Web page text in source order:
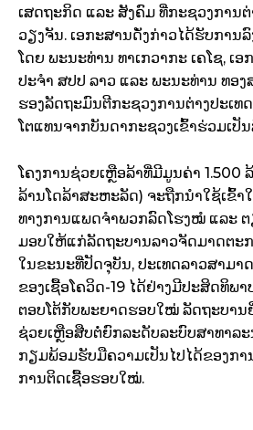
ເສດຖະກິດ ແລະ ສັງຄົມ ທີ່ກະຊວງການ
ວຽງຈັນ. ເອກະສານດັ່ງກ່າວໄດ້ຮັບການ
ໂດຍ ພະນະທ່ານ ທາເກວາກະ ເຄໂຊ, ເ
ປະຈຳ ສປປ ລາວ ແລະ ພະນະທ່ານ ທອ
ຮອງລັດຖະມົນຕີກະຊວງການຕ່າງປະເທ
ໂຕແທນຈາກບັນດາກະຊວງເຂົ້າຮ່ວມເປັ
ໂຄງການຊ່ວຍເຫຼືອລ້າທີ່ມີມູນຄ່າ 1.500
ລ້ານໂດລ້າສະຫະລັດ) ຈະຖືກນຳໃຊ້ເຂົ້
ທາງການແພດຈຳພວກລົດໂຮງໝໍ ແລະ ຕ
ມອບໃຫ້ແກ່ລັດຖະບານລາວຈັດມາດຕະກ
ໃນຂະນະທີ່ປັດຈຸບັນ, ປະເທດລາວສາມ
ຂອງເຊື້ອໂຄວິດ-19 ໄດ້ຢ່າງມີປະສິດທິພາ
ຕອບໂຕ້ກັບພະຍາດຮອບໃໝ່ ລັດຖະບານ
ຊ່ວຍເຫຼືອສືບຕໍ່ຍົກລະດັບລະບົບສາທາລ
ກຽມພ້ອມຮັບມືຄວາມເປັນໄປໄດ້ຂອງກາ
ການຕິດເຊື້ອຮອບໃໝ່.